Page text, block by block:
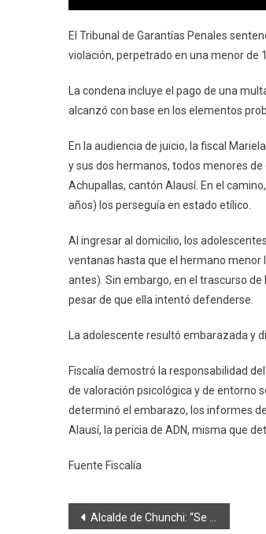
El Tribunal de Garantías Penales
violación, perpetrado en una menor de
La condena incluye el pago de una
alcanzó con base en los elementos
En la audiencia de juicio, la fiscal
y sus dos hermanos, todos menores
Achupallas, cantón Alausí. En el
años) los perseguía en estado etílico.
Al ingresar al domicilio, los
ventanas hasta que el hermano menor
antes). Sin embargo, en el trascurso
pesar de que ella intentó defenderse.
La adolescente resultó embarazada y
Fiscalía demostró la responsabilidad
de valoración psicológica y de entorno
determinó el embarazo, los informes
Alausí, la pericia de ADN, misma que
Fuente Fiscalía
Navegación
Alcalde de Chunchi: “Se movieron 30 millones de metros cúbicos de material”